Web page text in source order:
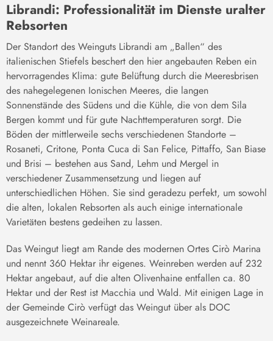
Librandi: Professionalität im Dienste uralter
Rebsorten
Der Standort des Weinguts Librandi am „Ballen“ des
italienischen Stiefels beschert den hier angebauten Reben ein
hervorragendes Klima: gute Belüftung durch die Meeresbrisen
des nahegelegenen Ionischen Meeres, die langen
Sonnenstände des Südens und die Kühle, die von dem Sila
Bergen kommt und für gute Nachttemperaturen sorgt. Die
Böden der mittlerweile sechs verschiedenen Standorte –
Rosaneti, Critone, Ponta Cuca di San Felice, Pittaffo, San Biase
und Brisi – bestehen aus Sand, Lehm und Mergel in
verschiedener Zusammensetzung und liegen auf
unterschiedlichen Höhen. Sie sind geradezu perfekt, um sowohl
die alten, lokalen Rebsorten als auch einige internationale
Varietäten bestens gedeihen zu lassen.
Das Weingut liegt am Rande des modernen Ortes Cirò Marina
und nennt 360 Hektar ihr eigenes. Weinreben werden auf 232
Hektar angebaut, auf die alten Olivenhaine entfallen ca. 80
Hektar und der Rest ist Macchia und Wald. Mit einigen Lage in
der Gemeinde Cirò verfügt das Weingut über als DOC
ausgezeichnete Weinareale.